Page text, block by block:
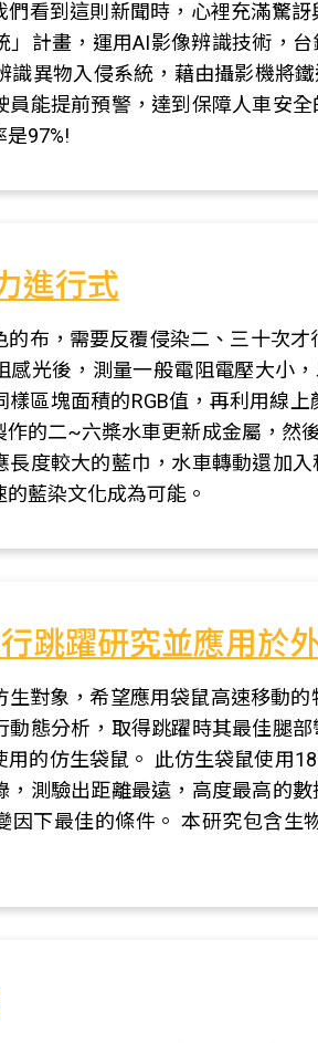
們看到這則新聞時，心裡充滿驚
」計畫，運用AI影像辨識技術，
識異物入侵系統，藉由攝影機將
員能提前預警，達到保障人車安
97%!
進行式
的布，需要反覆侵染二、三十次
感光後，測量一般電阻電壓大小
樣區塊面積的RGB值，再利用線
的二~六槳水車更新成金屬，然
長度較大的藍巾，水車轉動還加
藍染文化成為可能。
跳躍研究並應用於
生對象，希望應用袋鼠高速移動
動態分析，取得跳躍時其最佳腿
用的仿生袋鼠。 此仿生袋鼠使用
，測驗出距離最遠，高度最高的
因下最佳的條件。 本研究包含